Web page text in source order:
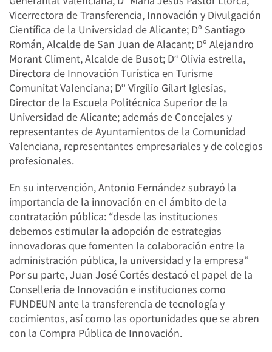
Vicerrectora de Transferencia, Innovación y Divulgación
Científica de la Universidad de Alicante; Dº Santiago
Román, Alcalde de San Juan de Alacant; Dº Alejandro
Morant Climent, Alcalde de Busot; Dª Olivia estrella,
Directora de Innovación Turística en Turisme
Comunitat Valenciana; Dº Virgilio Gilart Iglesias,
Director de la Escuela Politécnica Superior de la
Universidad de Alicante; además de Concejales y
representantes de Ayuntamientos de la Comunidad
Valenciana, representantes empresariales y de colegios
profesionales.
En su intervención, Antonio Fernández subrayó la
importancia de la innovación en el ámbito de la
contratación pública: “desde las instituciones
debemos estimular la adopción de estrategias
innovadoras que fomenten la colaboración entre la
administración pública, la universidad y la empresa”
Por su parte, Juan José Cortés destacó el papel de la
Conselleria de Innovación e instituciones como
FUNDEUN ante la transferencia de tecnología y
cocimientos, así como las oportunidades que se abren
con la Compra Pública de Innovación.